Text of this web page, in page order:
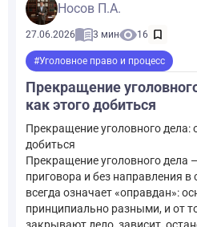
Носов П.А.
27.06.2026 3 мин 16
#Уголовное право и процесс
Прекращение
как этого добиться
Прекращение уголовного дела:
добиться
Прекращение уголовного дела
приговора и без направления
всегда означает «оправдан»:
принципиально разными, и от